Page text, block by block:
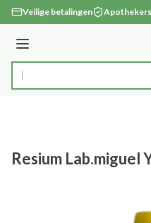
Ga naar de inhoud
Veilige betalingen
Menu
Product, merk, categorie...
Resium Lab.miguel